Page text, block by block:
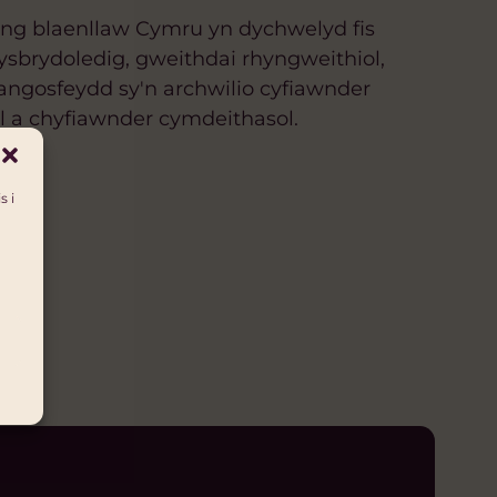
i
blaenllaw Cymru yn dychwelyd fis
gweithdai rhyngweithiol,
sy'n archwilio cyfiawnder
chyfiawnder cymdeithasol.